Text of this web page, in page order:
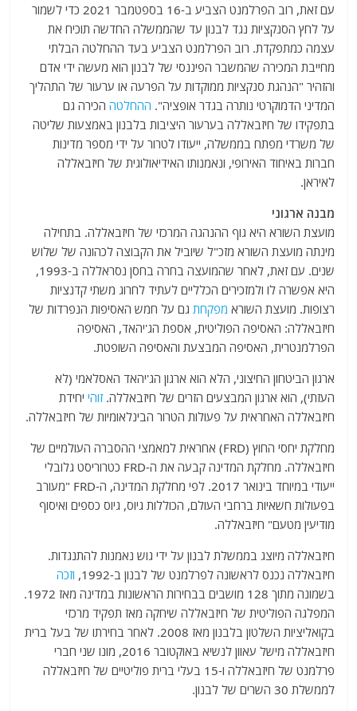
עם זאת, רוב הפרלמנט הצביע ב-16 בספטמבר 2021 כדי לשמור
על לחץ הסנקציות נגד לבנון עד שהממשלה החדשה תוכיח את
עצמה כמתפקדת. רוב הפרלמנט הצביע בעד ההחלטה הבלתי
מחייבת המכירה שהמשבר הפיננסי של לבנון הוא מעשה ידי אדם
והזהיר "הנהגת סנקציות ממוקדות על הפרעה או ערעור של התהליך
המדיני הדמוקרטי נותרה בגדר אופציה". ההחלטה הכירה גם
בתפקידו של חיזבאללה בערעור היציבות בלבנון באמצעות שליטה
של ​​משרדי מפתח בממשלה, ייעודו לטרור על ידי מספר מדינות
חברות באיחוד האירופי, ונאמנותו האידיאולוגית של חיזבאללה
לאיראן.
מבנה ארגוני
מועצת השורא היא גוף ההנהגה המרכזי של חיזבאללה. בתחילה
מינתה מועצת השורא מזכ"ל שיוביל את הקבוצה לכהונה של שלוש
שנים. עם זאת, לאחר שהמועצה בחרה בחסן נסראללה ב-1993,
היא אפשרה לו ולמזכירים הכלליים לעתיד לחרוג משתי קדנציות
רצופות. מועצת השורא מפקחת גם על חמש האסיפות הנפרדות של
חיזבאללה: האסיפה הפוליטית, אספת הג'יהאד, האסיפה
הפרלמנטרית, האסיפה המבצעת והאסיפה השופטת.
ארגון הביטחון החיצוני, הלא הוא ארגון הג'יהאד האסלאמי (לא
העזתי), הוא ארגון המבצעים הזרים של חיזבאללה.זוהי יחידת
חיזבאללה האחראית על פעולות הטרור הבינלאומיות של חיזבאללה.
מחלקת יחסי החוץ (FRD) אחראית למאמצי ההסברה העולמיים של
חיזבאללה. מחלקת המדינה קבעה את ה-FRD כטרוריסט גלובלי
ייעודי במיוחד בינואר 2017. לפי מחלקת המדינה, ה-FRD "מעורב
בפעולות חשאיות ברחבי העולם, הכוללות גיוס, גיוס כספים ואיסוף
מודיעין מטעם" חיזבאללה.
חיזבאללה מיוצג בממשלת לבנון על ידי גוש נאמנות להתנגדות.
חיזבאללה נכנס לראשונה לפרלמנט של לבנון ב-1992,
וזכה
בשמונה מתוך 128 מושבים בבחירות הראשונות במדינה מאז 1972.
המפלגה הפוליטית של חיזבאללה שיחקה מאז תפקיד מרכזי
בקואליציות השלטון בלבנון מאז 2008. לאחר בחירתו של בעל ברית
חיזבאללה מישל עאוון לנשיא באוקטובר 2016, מונו שני חברי
פרלמנט של חיזבאללה ו-15 בעלי ברית פוליטיים של חיזבאללה
לממשלת 30 השרים של לבנון.